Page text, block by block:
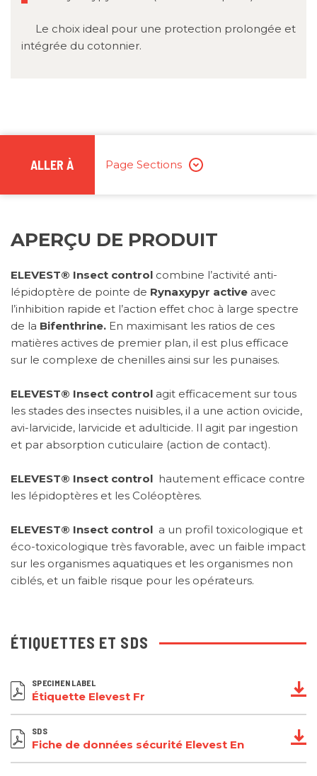
Le choix ideal pour une protection prolongée et
intégrée du cotonnier.
ALLER À Page Sections
APERÇU DE PRODUIT
ELEVEST® Insect control combine l’activité anti-
lépidoptère de pointe de Rynaxypyr active avec
l’inhibition rapide et l’action effet choc à large spectre
de la Bifenthrine. En maximisant les ratios de ces
matières actives de premier plan, il est plus efficace
sur le complexe de chenilles ainsi sur les punaises.
ELEVEST® Insect control agit efficacement sur tous
les stades des insectes nuisibles, il a une action ovicide,
avi-larvicide, larvicide et adulticide. Il agit par ingestion
et par absorption cuticulaire (action de contact).
ELEVEST® Insect control hautement efficace contre
les lépidoptères et les Coléoptères.
ELEVEST® Insect control a un profil toxicologique et
éco-toxicologique très favorable, avec un faible impact
sur les organismes aquatiques et les organismes non
ciblés, et un faible risque pour les opérateurs.
ÉTIQUETTES ET SDS
SPECIMEN LABEL
Étiquette Elevest Fr
SDS
Fiche de données sécurité Elevest En